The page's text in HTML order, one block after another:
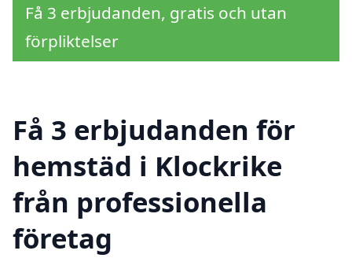
Få 3 erbjudanden, gratis och utan
förpliktelser
Få 3 erbjudanden för
hemstäd i Klockrike
från professionella
företag